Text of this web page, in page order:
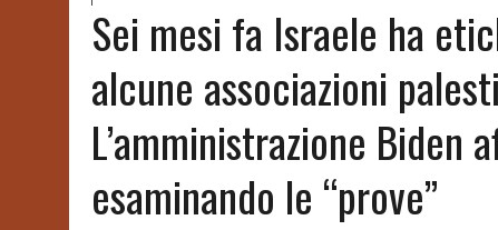
Sei mesi fa Israele ha
alcune associazioni
L’amministrazione Biden
esaminando le “prove”